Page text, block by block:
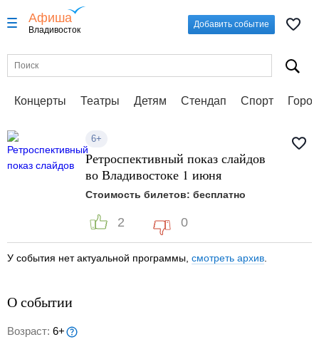
Афиша
Владивосток
Добавить событие
Концерты Театры Детям Стендап Спорт
6+
Ретроспективный показ слайдов
во Владивостоке 1 июня
Стоимость билетов: бесплатно
2 0
У события нет актуальной программы, смотреть архив
О событии
Возраст: 6+